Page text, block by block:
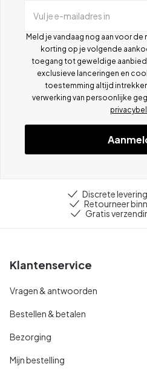
Vul je e-mailadres in
Meld je vandaag nog aan voor
korting op je volgende
toegang tot geweldige
exclusieve lanceringen en
toestemming altijd
verwerking van persoonlijke
Discrete
Retourneer
Gratis
Klantenservice
Vragen & antwoorden
Bestellen & betalen
Bezorging
Mijn bestelling